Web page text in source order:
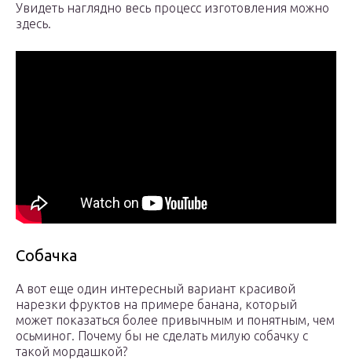
Увидеть наглядно весь процесс изготовления можно
здесь.
Собачка
А вот еще один интересный вариант красивой
нарезки фруктов на примере банана, который
может показаться более привычным и понятным, чем
осьминог. Почему бы не сделать милую собачку с
такой мордашкой?